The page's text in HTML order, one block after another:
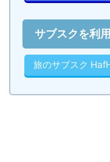
サブスクを利
旅のサブスク